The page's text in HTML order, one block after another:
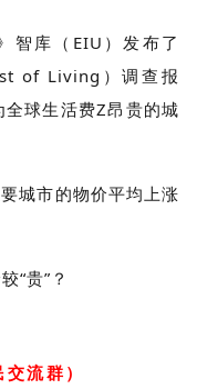
智库（EIU）发布了
of Living）调查报
球生活费Z昂贵的城
城市的物价平均上涨
“贵”？
流群）